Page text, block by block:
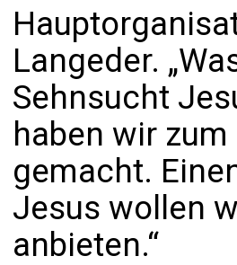
Langeder.
Sehnsucht
haben wir
gemacht.
Jesus wollen
anbieten.“